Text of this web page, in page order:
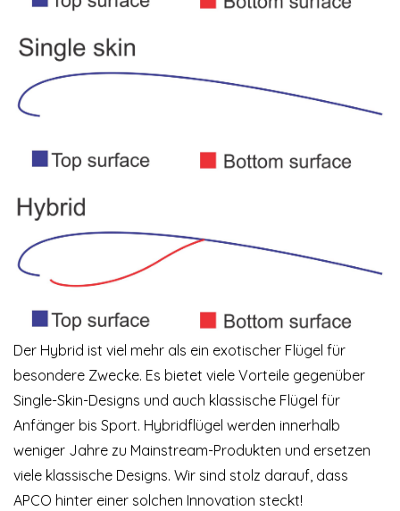
Der Hybrid ist viel mehr als ein exotischer Flügel für
besondere Zwecke. Es bietet viele Vorteile gegenüber
Single-Skin-Designs und auch klassische Flügel für
Anfänger bis Sport. Hybridflügel werden innerhalb
weniger Jahre zu Mainstream-Produkten und ersetzen
viele klassische Designs. Wir sind stolz darauf, dass
APCO hinter einer solchen Innovation steckt!